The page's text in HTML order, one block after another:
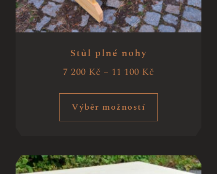
Stůl plné nohy
7 200 Kč – 11 100 Kč
Výběr možností